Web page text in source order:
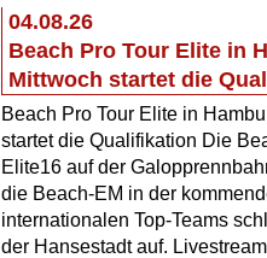
04.08.26
Beach Pro Tour Elite in
Mittwoch startet die
Beach Pro Tour Elite in
startet die Qualifikation Die
Elite16 auf der
die Beach-EM in der
internationalen Top-Teams
der Hansestadt auf.